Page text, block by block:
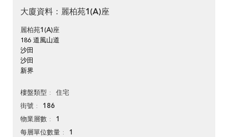
大廈資料：麗柏苑1(A)座
麗柏苑1(A)座
186 道風山道
沙田
沙田
新界
樓盤類型 住宅
街號 186
物業層數 1
每層單位數量 1